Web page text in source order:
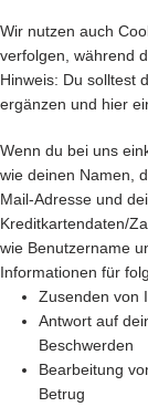
Wir nutzen auch
verfolgen, während
Hinweis: Du solltest
ergänzen und hier
Wenn du bei uns
wie deinen Namen,
Mail-Adresse und
Kreditkartendaten/
wie Benutzername
Informationen für
Zusenden von
Antwort auf
Beschwerden
Bearbeitung
Betrug